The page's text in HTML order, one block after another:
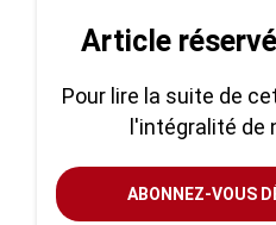
Article
Pour lire la suite de
l'intégralité de
ABONNEZ-VOUS